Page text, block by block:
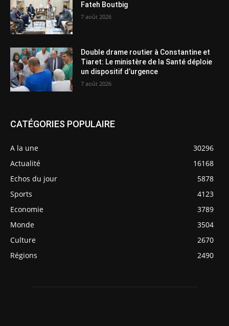
Fateh Boutbig
7 août 2026
Double drame routier à Constantine et
Tiaret: Le ministère de la Santé déploie
un dispositif d’urgence
7 août 2026
CATÉGORIES POPULAIRE
A la une
30296
Actualité
16168
Echos du jour
5878
Sports
4123
Economie
3789
Monde
3504
Culture
2670
Régions
2490